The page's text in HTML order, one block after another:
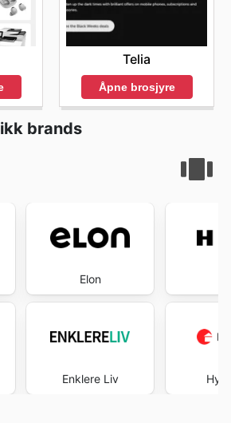
Telia
Åpne brosjyre
brands
Elon
Enklere Liv